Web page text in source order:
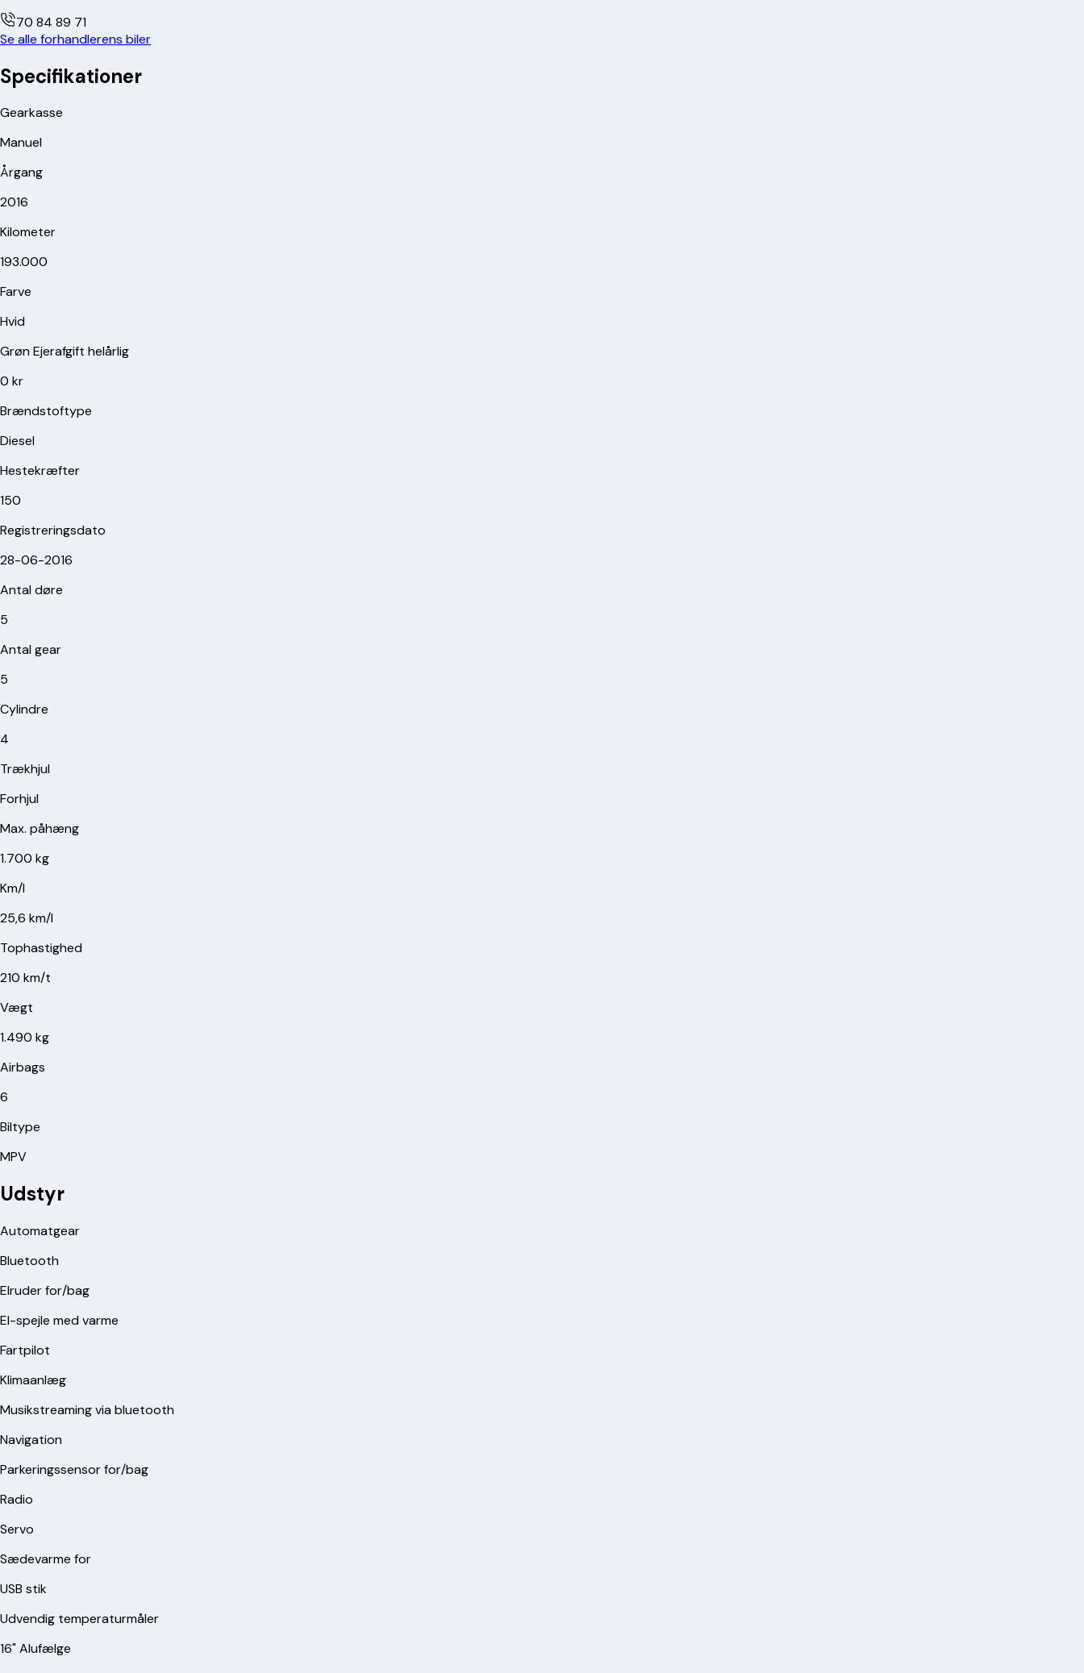
70 84 89 71
Se alle forhandlerens biler
Specifikationer
Gearkasse
Manuel
Årgang
2016
Kilometer
193.000
Farve
Hvid
Grøn Ejerafgift helårlig
0 kr
Brændstoftype
Diesel
Hestekræfter
150
Registreringsdato
28-06-2016
Antal døre
5
Antal gear
5
Cylindre
4
Trækhjul
Forhjul
Max. påhæng
1.700 kg
Km/l
25,6 km/l
Tophastighed
210 km/t
Vægt
1.490 kg
Airbags
6
Biltype
MPV
Udstyr
Automatgear
Bluetooth
Elruder for/bag
El-spejle med varme
Fartpilot
Klimaanlæg
Musikstreaming via bluetooth
Navigation
Parkeringssensor for/bag
Radio
Servo
Sædevarme for
USB stik
Udvendig temperaturmåler
16" Alufælge